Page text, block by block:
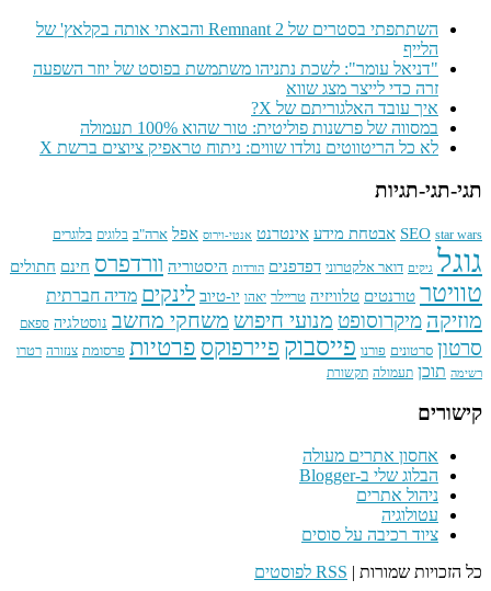
השתתפתי בסטרים של Remnant 2 והבאתי אותה בקלאץ' של
הלייף
"דניאל עומר": לשכת נתניהו משתמשת בפוסט של יוזר השפעה
זרה כדי לייצר מצג שווא
איך עובד האלגוריתם של X?
במסווה של פרשנות פוליטית: טור שהוא 100% תעמולה
לא כל הריטווטים נולדו שווים: ניתוח טראפיק ציוצים ברשת X
תגי-תגי-תגיות
SEO star wars אבטחת מידע אינטרנט אנטי-וירוס אפל ארה"ב בלוגים בלוגרים
גוגל גיקים דואר אלקטרוני דפדפנים הורדות היסטוריה וורדפרס חינם חתולים
טוויטר טורנטים טלוויזיה טריילר יאהו יו-טיוב לינקים מדיה חברתית
מוזיקה מיקרוסופט מנועי חיפוש משחקי מחשב נוסטלגיה ספאם
סרטון סרטונים פורנו פייסבוק פיירפוקס פרטיות פרסומת צנזורה רטרו
רשימה תוכן תעמולה תקשורת
קישורים
אחסון אתרים מעולה
הבלוג שלי ב-Blogger
ניהול אתרים
עטולוגיה
ציוד רכיבה על סוסים
כל הזכויות שמורות | RSS לפוסטים